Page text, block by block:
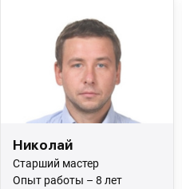
Николай
Старший мастер
Опыт работы – 8 лет